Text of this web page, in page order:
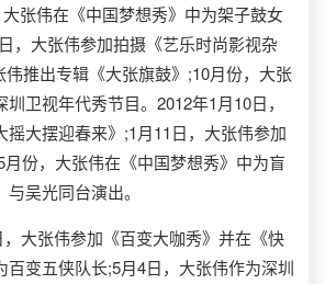
伟在《中国梦想秀》中为架子鼓女
，大张伟参加拍摄《艺乐时尚影视杂
推出专辑《大张旗鼓》;10月份，大张
卫视年代秀节目。2012年1月10日，
摇大摆迎春来》;1月11日，大张伟参加
份，大张伟在《中国梦想秀》中为盲
吴光同台演出。
大张伟参加《百变大咖秀》并在《快
百变五侠队长;5月4日，大张伟作为深圳